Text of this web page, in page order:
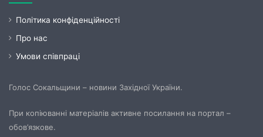
Політика конфіденційності
Про нас
Умови співпраці
Голос Сокальщини – новини Західної України.
При копіюванні матеріалів активне посилання на портал –
обов’язкове.